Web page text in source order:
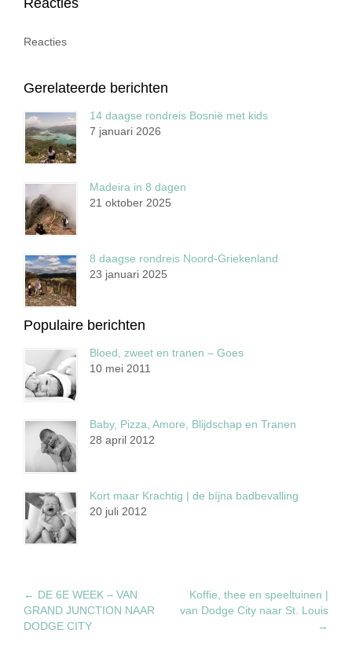
Reacties
Gerelateerde berichten
14 daagse rondreis Bosnië met kids
7 januari 2026
Madeira in 8 dagen
21 oktober 2025
8 daagse rondreis Noord-Griekenland
23 januari 2025
Populaire berichten
Bloed, zweet en tranen – Goes
10 mei 2011
Baby, Pizza, Amore, Blijdschap en Tranen
28 april 2012
Kort maar Krachtig | de bíjna badbevalling
20 juli 2012
← DE 6E WEEK – VAN
GRAND JUNCTION NAAR
DODGE CITY
Koffie, thee en speeltuinen |
van Dodge City naar St. Louis
→